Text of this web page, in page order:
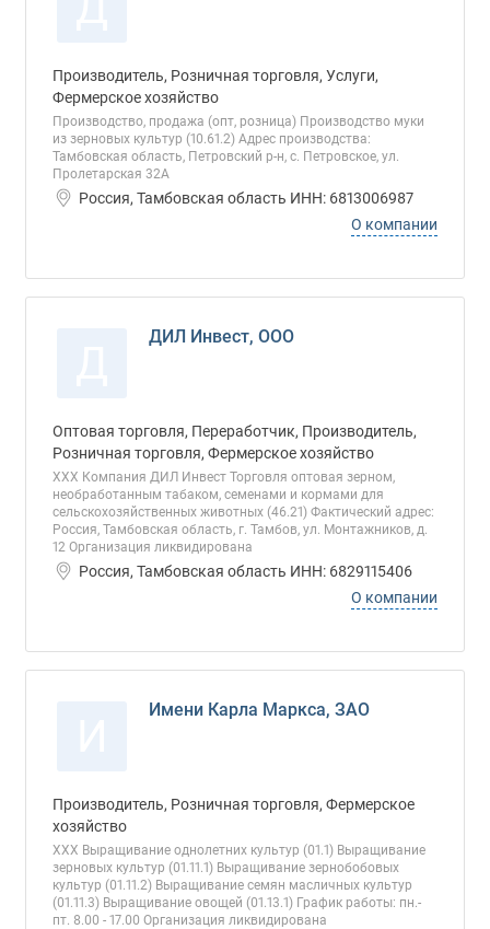
Производитель, Розничная торговля, Услуги,
Фермерское хозяйство
Производство, продажа (опт, розница) Производство муки
из зерновых культур (10.61.2) Адрес производства:
Тамбовская область, Петровский р-н, с. Петровское, ул.
Пролетарская 32А
Россия, Тамбовская область ИНН: 6813006987
О компании
ДИЛ Инвест, ООО
Оптовая торговля, Переработчик, Производитель,
Розничная торговля, Фермерское хозяйство
ХХХ Компания ДИЛ Инвест Торговля оптовая зерном,
необработанным табаком, семенами и кормами для
сельскохозяйственных животных (46.21) Фактический адрес:
Россия, Тамбовская область, г. Тамбов, ул. Монтажников, д.
12 Организация ликвидирована
Россия, Тамбовская область ИНН: 6829115406
О компании
Имени Карла Маркса, ЗАО
Производитель, Розничная торговля, Фермерское
хозяйство
ХХХ Выращивание однолетних культур (01.1) Выращивание
зерновых культур (01.11.1) Выращивание зернобобовых
культур (01.11.2) Выращивание семян масличных культур
(01.11.3) Выращивание овощей (01.13.1) График работы: пн.-
пт. 8.00 - 17.00 Организация ликвидирована